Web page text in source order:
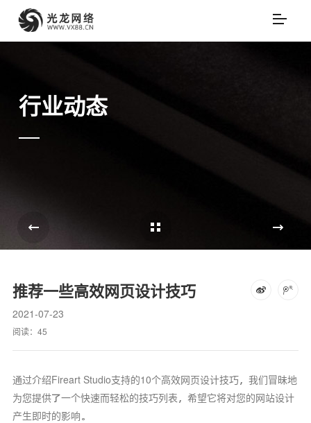
行业动态
推荐一些高效网页设计技巧
2021-07-23
阅读： 45
通过介绍Fireart Studio支持的10个高效网页设计技巧，我们冒昧地
为您提供了一个快速而轻松的技巧列表，希望它将对您的网站设计
产生即时的影响。